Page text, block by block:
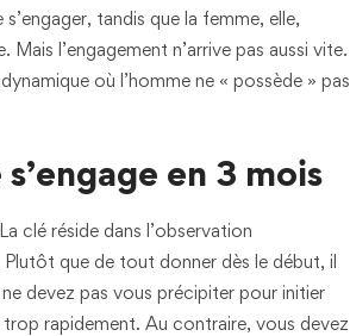
tandis que la femme, elle,
l’engagement n’arrive pas aussi vite.
où l’homme ne « possède » pas
en 3 mois
clé réside dans l’observation
que de tout donner dès le début, il
devez pas vous précipiter pour initier
rapidement. Au contraire, vous devez